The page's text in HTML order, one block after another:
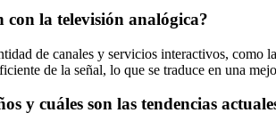
con la televisión analógica?
de canales y servicios interactivos, como
de la señal, lo que se traduce en una
y cuáles son las tendencias